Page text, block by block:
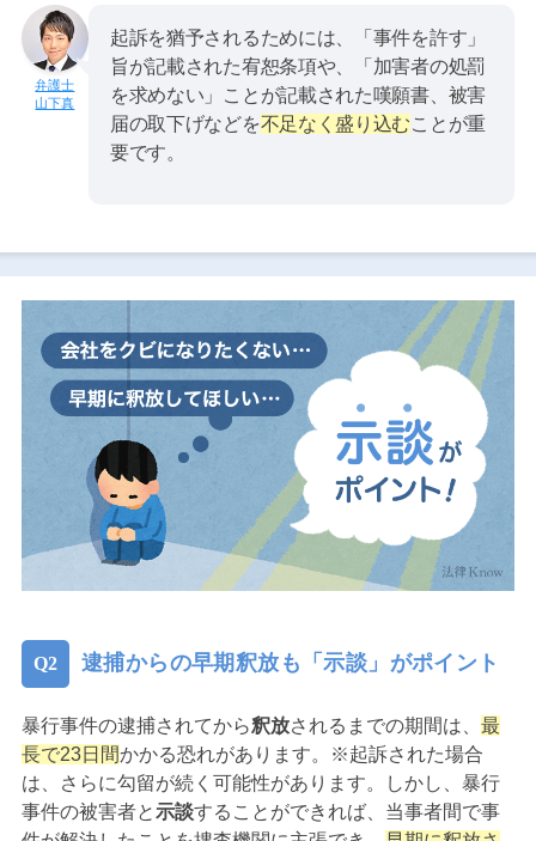
山下真
起訴を猶予されるためには、「事件を許す」
旨が記載された宥恕条項や、「加害者の処罰
を求めない」ことが記載された嘆願書、被害
届の取下げなどを不足なく盛り込むことが重
要です。
逮捕からの早期釈放も「示談」がポイント
暴行事件の逮捕されてから釈放されるまでの期間は、 最
長で23日間かかる恐れがあります。※起訴された場合
は、さらに勾留が続く可能性があります。しかし、暴行
事件の被害者と示談することができれば、当事者間で事